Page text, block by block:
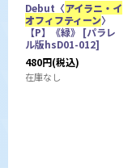
Debut〈アイラニ・イ
オフィフティーン〉
【P】《緑》 [パラレ
ル版hsD01-012]
480円(税込)
在庫なし